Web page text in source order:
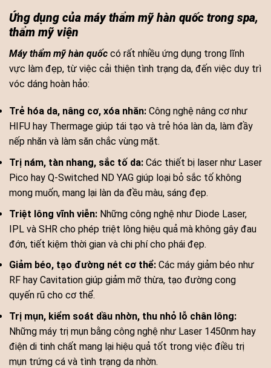
Ứng dụng của máy thẩm mỹ hàn quốc trong spa,
thẩm mỹ viện
Máy thẩm mỹ hàn quốc có rất nhiều ứng dụng trong lĩnh
vực làm đẹp, từ việc cải thiện tình trạng da, đến việc duy trì
vóc dáng hoàn hảo:
Trẻ hóa da, nâng cơ, xóa nhăn: Công nghệ nâng cơ như
HIFU hay Thermage giúp tái tạo và trẻ hóa làn da, làm đầy
nếp nhăn và làm săn chắc vùng mặt.
Trị nám, tàn nhang, sắc tố da: Các thiết bị laser như Laser
Pico hay Q-Switched ND YAG giúp loại bỏ sắc tố không
mong muốn, mang lại làn da đều màu, sáng đẹp.
Triệt lông vĩnh viễn: Những công nghệ như Diode Laser,
IPL và SHR cho phép triệt lông hiệu quả mà không gây đau
đớn, tiết kiệm thời gian và chi phí cho phái đẹp.
Giảm béo, tạo đường nét cơ thể: Các máy giảm béo như
RF hay Cavitation giúp giảm mỡ thừa, tạo đường cong
quyến rũ cho cơ thể.
Trị mụn, kiểm soát dầu nhờn, thu nhỏ lỗ chân lông:
Những máy trị mụn bằng công nghệ như Laser 1450nm hay
điện di tinh chất mang lại hiệu quả tốt trong việc điều trị
mụn trứng cá và tình trạng da nhờn.